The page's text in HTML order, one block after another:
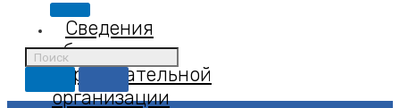
Сведения
об
образовательной
организации